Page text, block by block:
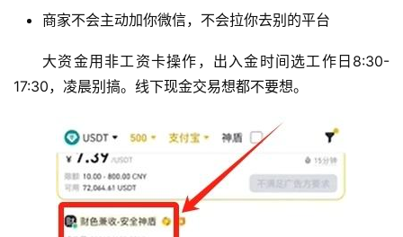
商家不会主动加你微信，不会拉你去别的平台
大资金用非工资卡操作，出入金时间选工作日8:30-
17:30，凌晨别搞。线下现金交易想都不要想。